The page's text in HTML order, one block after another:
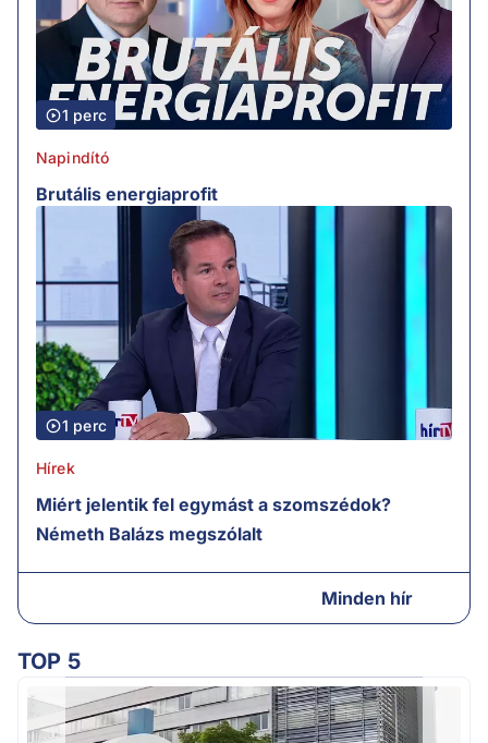
1 perc
Napindító
Brutális energiaprofit
1 perc
Hírek
Miért jelentik fel egymást a szomszédok?
Németh Balázs megszólalt
Minden hír
TOP 5